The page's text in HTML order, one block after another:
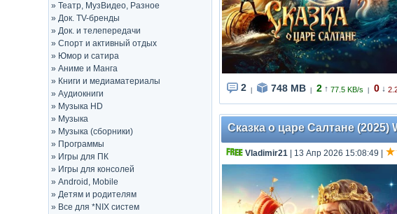
» Театр, МузВидео, Разное
» Док. TV-бренды
» Док. и телепередачи
» Спорт и активный отдых
» Юмор и сатира
» Аниме и Манга
» Книги и медиаматериалы
» Аудиокниги
» Музыка HD
» Музыка
» Музыка (сборники)
» Программы
» Игры для ПК
» Игры для консолей
» Android, Mobile
» Детям и родителям
» Все для *NIX систем
2 748 MB 2 ↑ 77.5 KB/s 0 ↓
Сказка о царе Салтане (2025)
Vladimir21| 13 Апр 2026 15:08:49